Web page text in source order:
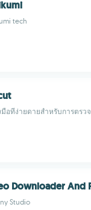
tech
มือที่ง่ายดายสำหรับการตรว
Downloader And
Studio